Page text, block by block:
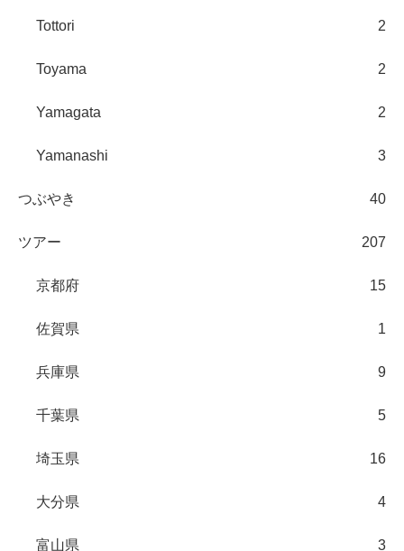
Tottori 2
Toyama 2
Yamagata 2
Yamanashi 3
つぶやき 40
ツアー 207
京都府 15
佐賀県 1
兵庫県 9
千葉県 5
埼玉県 16
大分県 4
富山県 3